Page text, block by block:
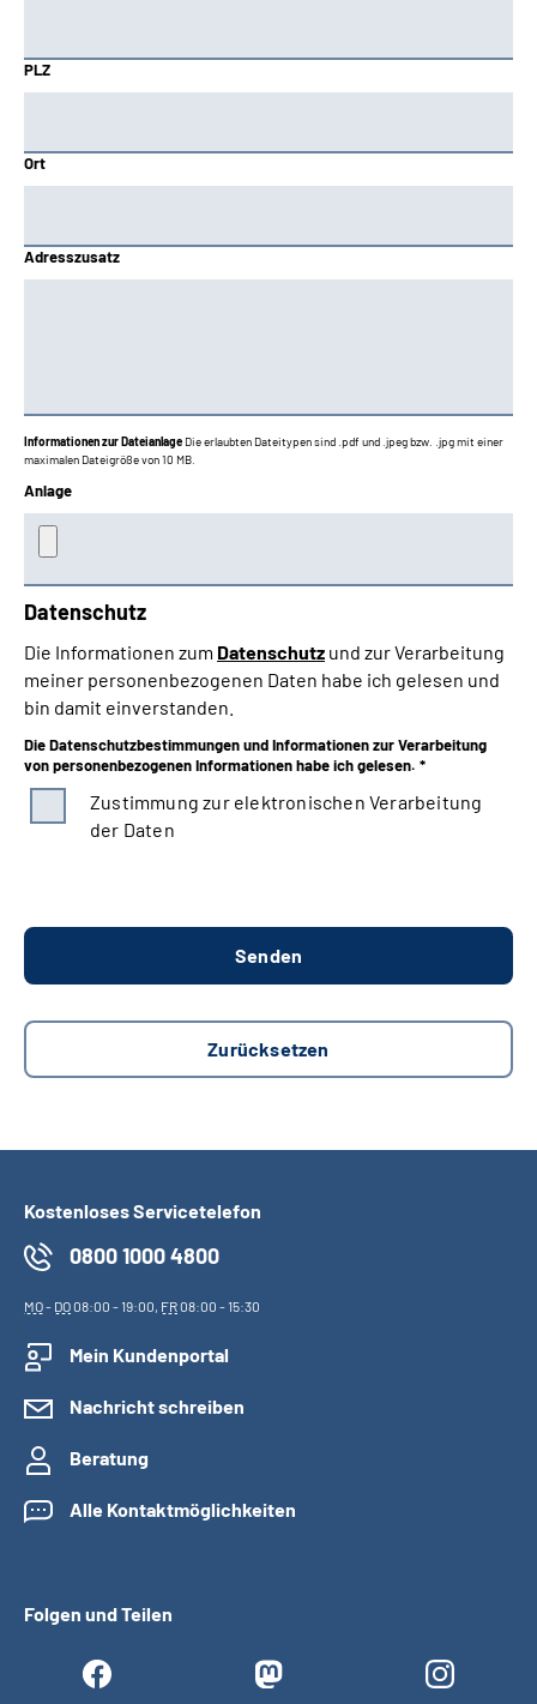
PLZ
Ort
Adresszusatz
Informationen zur Dateianlage Die erlaubten Dateitypen sind .pdf und .jpeg bzw. .jpg mit einer
maximalen Dateigröße von 10 MB.
Anlage
Datenschutz
Die Informationen zum Datenschutz und zur Verarbeitung
meiner personenbezogenen Daten habe ich gelesen und
bin damit einverstanden.
Die Datenschutzbestimmungen und Informationen zur Verarbeitung
von personenbezogenen Informationen habe ich gelesen. *
Zustimmung zur elektronischen Verarbeitung
der Daten
Kostenloses Servicetelefon
0800 1000 4800
MO- DO08:00 - 19:00, FR08:00 - 15:30
Mein Kundenportal
Nachricht schreiben
Beratung
Alle Kontaktmöglichkeiten
Folgen und Teilen